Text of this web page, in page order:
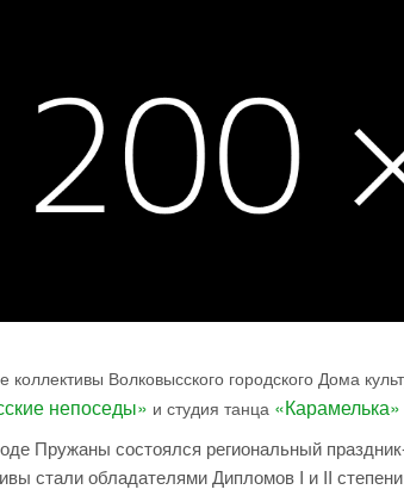
коллективы Волковысского городского Дома
непоседы» и студия танца «Карамелька»
Пружаны состоялся региональный
стали обладателями Дипломов I и II